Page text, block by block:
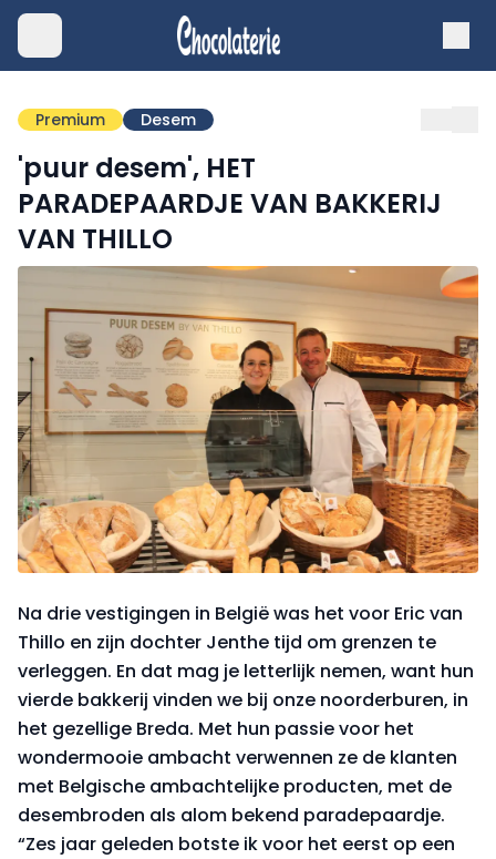
Premium Desem
'puur desem', HET
PARADEPAARDJE VAN BAKKERIJ
VAN THILLO
Na drie vestigingen in België was het voor Eric van
Thillo en zijn dochter Jenthe tijd om grenzen te
verleggen. En dat mag je letterlijk nemen, want hun
vierde bakkerij vinden we bij onze noorderburen, in
het gezellige Breda. Met hun passie voor het
wondermooie ambacht verwennen ze de klanten
met Belgische ambachtelijke producten, met de
desembroden als alom bekend paradepaardje.
“Zes jaar geleden botste ik voor het eerst op een